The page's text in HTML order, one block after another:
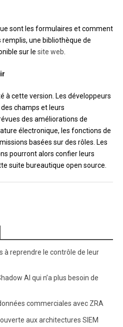
sont les formulaires et comment
une bibliothèque de
sur le site web.
à cette version. Les développeurs
champs et leurs
des améliorations de
électronique, les fonctions de
basées sur des rôles. Les
pourront alors confier leurs
suite bureautique open source.
à reprendre le contrôle de leur
AI qui n’a plus besoin de
commerciales avec ZRA
aux architectures SIEM